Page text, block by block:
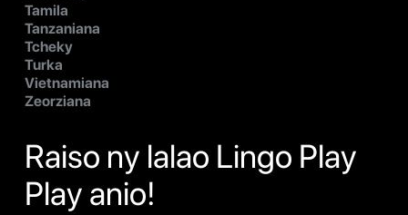
Tamila
Tanzaniana
Tcheky
Turka
Vietnamiana
Zeorziana
Raiso ny lalao Lingo Play
Play anio!